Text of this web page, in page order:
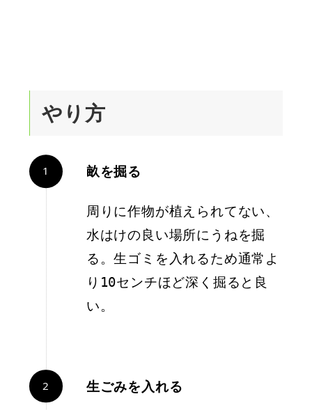
やり方
畝を掘る
周りに作物が植えられてない、
水はけの良い場所にうねを掘
る。生ゴミを入れるため通常よ
り10センチほど深く掘ると良
い。
生ごみを入れる